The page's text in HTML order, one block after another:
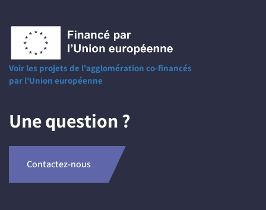
Voir les projets de l'agglomération co-financés
par l'Union européenne
Une question ?
Contactez-nous